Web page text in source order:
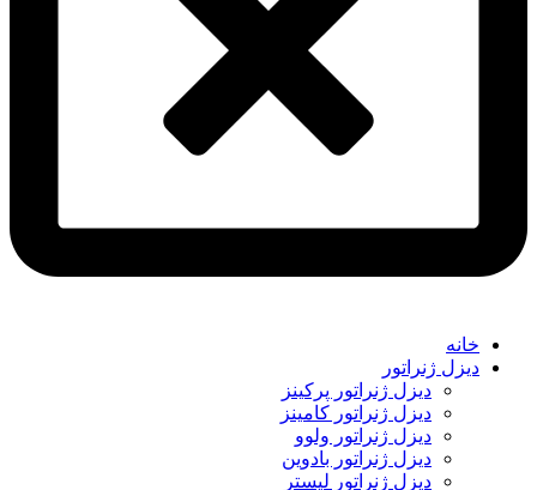
خانه
دیزل ژنراتور
دیزل ژنراتور پرکینز
دیزل ژنراتور کامینز
دیزل ژنراتور ولوو
دیزل ژنراتور بادوین
دیزل ژنراتور لیستر